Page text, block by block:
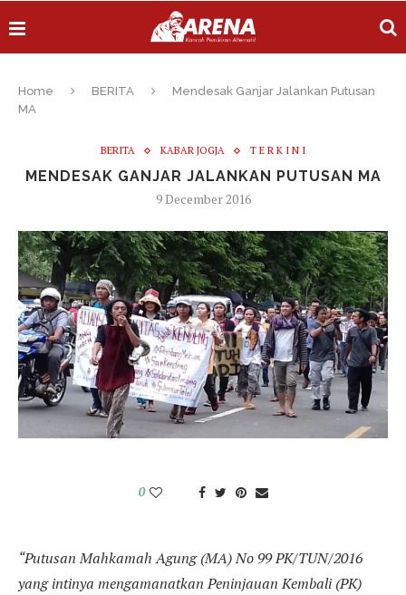
Home BERITA
Mendesak Ganjar Jalankan Putusan
MA
BERITA KABAR JOGJA T E R K I N I
MENDESAK GANJAR JALANKAN PUTUSAN MA
9 December 2016
0
“Putusan Mahkamah Agung (MA) No 99 PK/TUN/2016
yang intinya mengamanatkan Peninjauan Kembali (PK)